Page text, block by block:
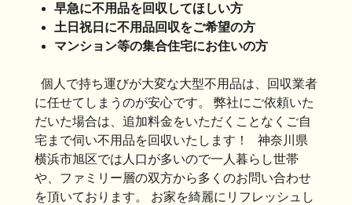
早急に不用品を回収してほしい方
土日祝日に不用品回収をご希望の方
マンション等の集合住宅にお住いの方
個人で持ち運びが大変な大型不用品は、回収業者
に任せてしまうのが安心です。 弊社にご依頼いた
だいた場合は、追加料金をいただくことなくご自
宅まで伺い不用品を回収いたします！ 神奈川県
横浜市旭区では人口が多いので一人暮らし世帯
や、ファミリー層の双方から多くのお問い合わせ
を頂いております。 お家を綺麗にリフレッシュし